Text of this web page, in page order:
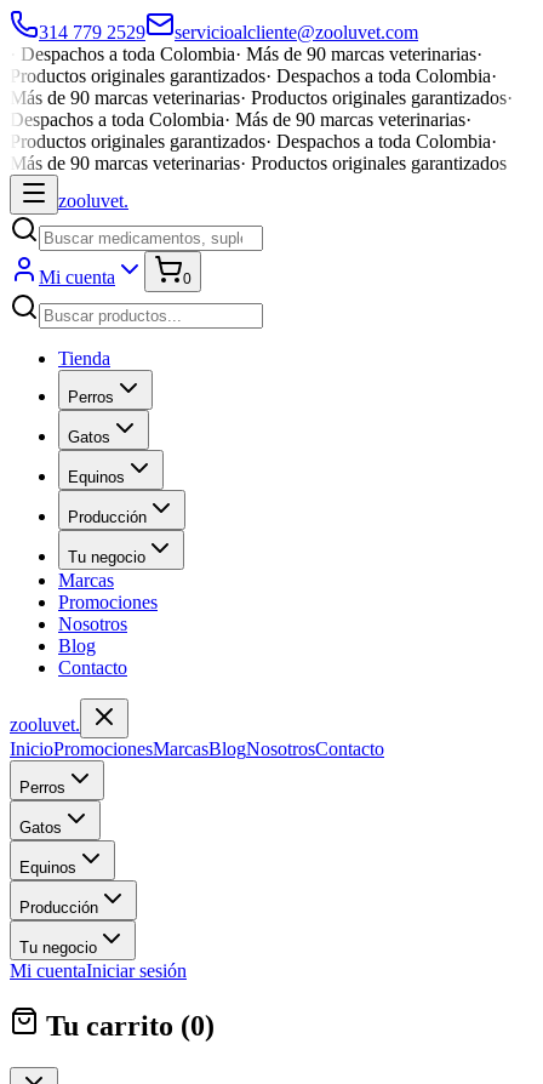
314 779 2529
servicioalcliente@zooluvet.com
Despachos a toda Colombia· Más de 90 marcas veterinarias·
Productos originales garantizados· Despachos a toda Colombia·
Más de 90 marcas veterinarias· Productos originales garantizados·
Despachos a toda Colombia· Más de 90 marcas veterinarias·
Productos originales garantizados· Despachos a toda Colombia·
Más de 90 marcas veterinarias· Productos originales garantizados
zooluvet.
Mi cuenta 0
Tienda
Perros
Gatos
Equinos
Producción
Tu negocio
Marcas
Promociones
Nosotros
Blog
Contacto
zooluvet.
InicioPromocionesMarcasBlogNosotrosContacto
Perros
Gatos
Equinos
Producción
Tu negocio
Mi cuentaIniciar sesión
Tu carrito (0)